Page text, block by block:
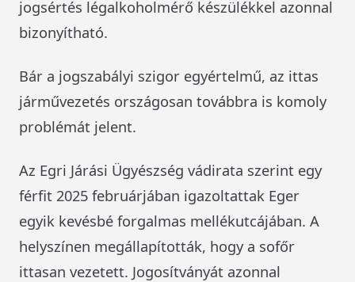
jogsértés légalkoholmérő készülékkel azonnal
bizonyítható.
Bár a jogszabályi szigor egyértelmű, az ittas
járművezetés országosan továbbra is komoly
problémát jelent.
Az Egri Járási Ügyészség vádirata szerint egy
férfit 2025 februárjában igazoltattak Eger
egyik kevésbé forgalmas mellékutcájában. A
helyszínen megállapították, hogy a sofőr
ittasan vezetett. Jogosítványát azonnal